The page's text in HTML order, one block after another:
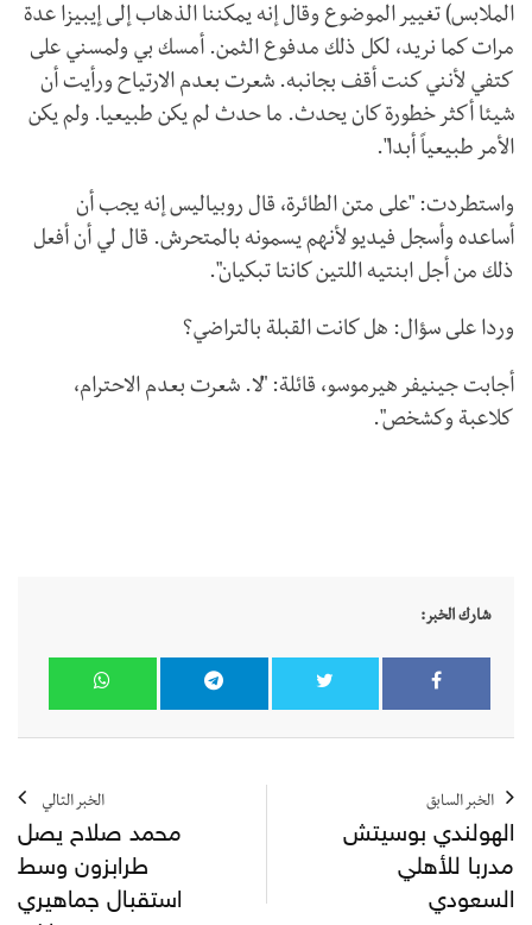
الملابس) تغيير الموضوع وقال إنه يمكننا الذهاب إلى إيبيزا عدة
مرات كما نريد، لكل ذلك مدفوع الثمن. أمسك بي ولمسني على
كتفي لأنني كنت أقف بجانبه. شعرت بعدم الارتياح ورأيت أن
شيئا أكثر خطورة كان يحدث. ما حدث لم يكن طبيعيا. ولم يكن
الأمر طبيعياً أبدا".
واستطردت: "على متن الطائرة، قال روبياليس إنه يجب أن
أساعده وأسجل فيديو لأنهم يسمونه بالمتحرش. قال لي أن أفعل
ذلك من أجل ابنتيه اللتين كانتا تبكيان".
وردا على سؤال: هل كانت القبلة بالتراضي؟
أجابت جينيفر هيرموسو، قائلة: "لا. شعرت بعدم الاحترام،
كلاعبة وكشخص".
شارك الخبر:
الخبر السابق
الهولندي بوسيتش
مدربا للأهلي
السعودي
الخبر التالي
محمد صلاح يصل
طرابزون وسط
استقبال جماهيري